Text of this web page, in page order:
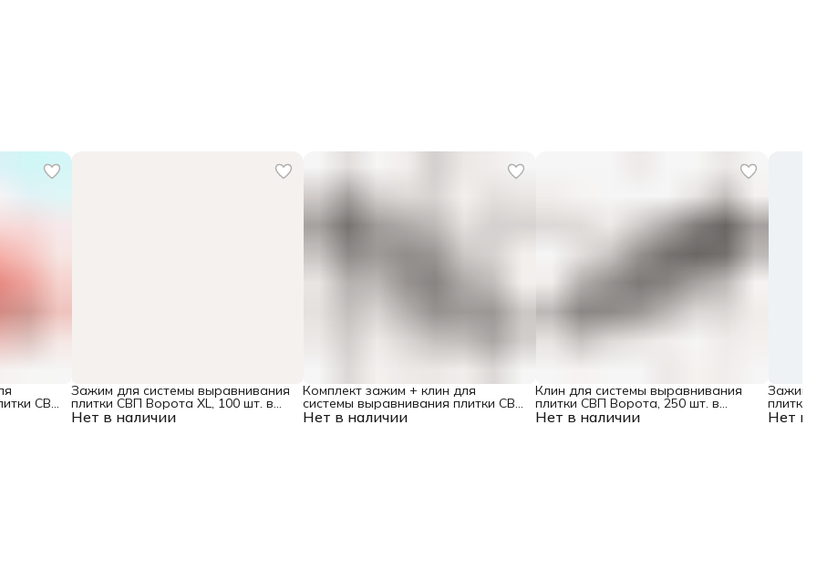
СВП
Нет в наличии
Зажим для системы выравнивания
плитки СВП Ворота XL, 100 шт. в
пакете Matrix Нет в наличии
Комплект зажим + клин для
системы выравнивания плитки СВП
Ворота, 250/250 шт. в коробе Matrix Нет в наличии
Клин для системы выравнивания
плитки СВП Ворота, 250 шт. в
коробе Matrix Нет в
Зажим
плитки